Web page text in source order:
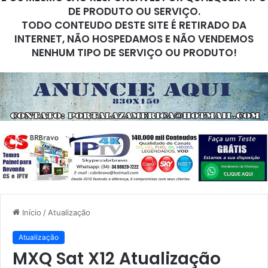
DE PRODUTO OU SERVIÇO.
TODO CONTEUDO DESTE SITE É RETIRADO DA
INTERNET, NÃO HOSPEDAMOS E NÃO VENDEMOS
NENHUM TIPO DE SERVIÇO OU PRODUTO!
Início / Atualização
Atualização
MXQ Sat X12 Atualização